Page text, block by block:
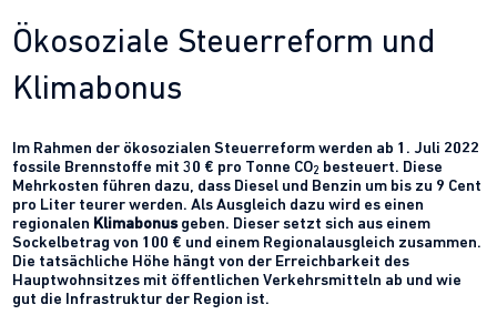
Ökosoziale Steuerreform und
Klimabonus
Im Rahmen der ökosozialen Steuerreform werden ab 1. Juli 2022
fossile Brennstoffe mit 30 € pro Tonne CO2 besteuert. Diese
Mehrkosten führen dazu, dass Diesel und Benzin um bis zu 9 Cent
pro Liter teurer werden. Als Ausgleich dazu wird es einen
regionalen Klimabonusgeben. Dieser setzt sich aus einem
Sockelbetrag von 100 € und einem Regionalausgleich zusammen.
Die tatsächliche Höhe hängt von der Erreichbarkeit des
Hauptwohnsitzes mit öffentlichen Verkehrsmitteln ab und wie
gut die Infrastruktur der Region ist.